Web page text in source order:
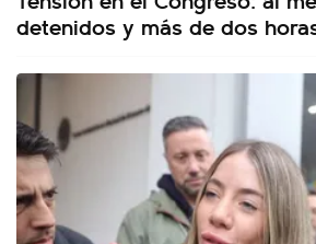
detenidos y más de dos